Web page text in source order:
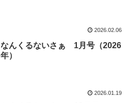
2026.02.06
なんくるないさぁ 1月号（2026
年）
2026.01.19